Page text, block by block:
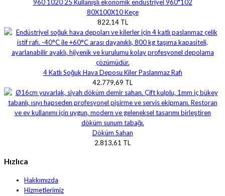
80X100X10 Keçe
822,14 TL
4 Katlı Soğuk Hava Deposu Kiler Paslanmaz Rafı
42.779,69 TL
Döküm Sahan
2.813,61 TL
Hızlıca
Hakkımızda
Hizmetlerimiz